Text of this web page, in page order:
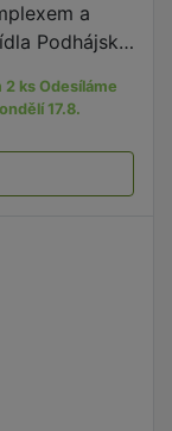
a
Podhájská
2 ks Odesíláme
17.8.